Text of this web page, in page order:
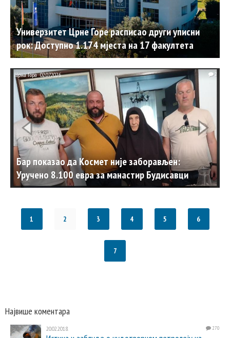
Универзитет Црне Горе расписао други уписни
рок: Доступно 1.174 мјеста на 17 факултета
Бар показао да Космет није заборављен:
Уручено 8.100 евра за манастир Будисавци
Црна Гора 02.07.2026. 2
1 2 3 4 5 6
7
Највише коментара
20.02.2018. 270